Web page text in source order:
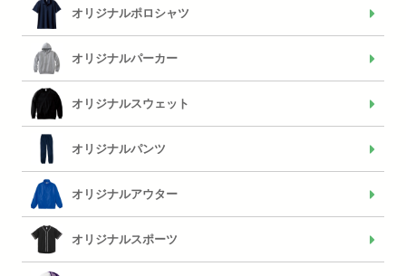
オリジナルポロシャツ
オリジナルパーカー
オリジナルスウェット
オリジナルパンツ
オリジナルアウター
オリジナルスポーツ